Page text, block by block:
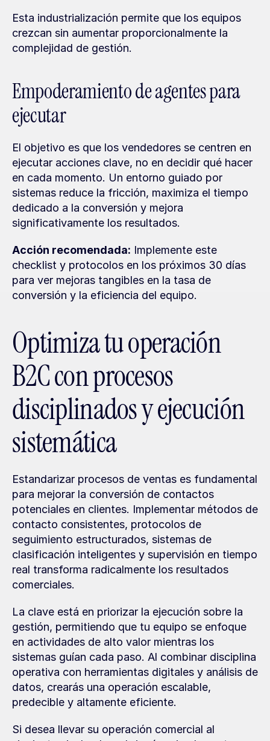
Esta industrialización permite que los equipos
crezcan sin aumentar proporcionalmente la
complejidad de gestión.
Empoderamiento de agentes para
ejecutar
El objetivo es que los vendedores se centren en
ejecutar acciones clave, no en decidir qué hacer
en cada momento. Un entorno guiado por
sistemas reduce la fricción, maximiza el tiempo
dedicado a la conversión y mejora
significativamente los resultados.
Acción recomendada: Implemente este
checklist y protocolos en los próximos 30 días
para ver mejoras tangibles en la tasa de
conversión y la eficiencia del equipo.
Optimiza tu operación
B2C con procesos
disciplinados y ejecución
sistemática
Estandarizar procesos de ventas es fundamental
para mejorar la conversión de contactos
potenciales en clientes. Implementar métodos de
contacto consistentes, protocolos de
seguimiento estructurados, sistemas de
clasificación inteligentes y supervisión en tiempo
real transforma radicalmente los resultados
comerciales.
La clave está en priorizar la ejecución sobre la
gestión, permitiendo que tu equipo se enfoque
en actividades de alto valor mientras los
sistemas guían cada paso. Al combinar disciplina
operativa con herramientas digitales y análisis de
datos, crearás una operación escalable,
predecible y altamente eficiente.
Si desea llevar su operación comercial al